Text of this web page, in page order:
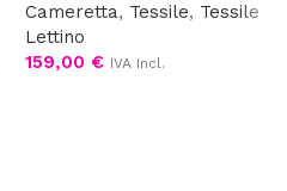
Cameretta, Tessile, Tessile
Lettino
159,00 € IVA Incl.